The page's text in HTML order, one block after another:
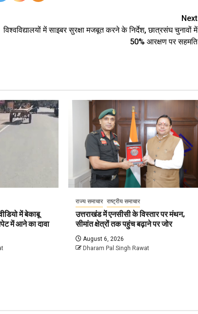
Next
विश्वविद्यालयों में साइबर सुरक्षा मजबूत करने के निर्देश, छात्रसंघ चुनावों में
50% आरक्षण पर सहमति
में बेकाबू
में आने का दावा
राज्य समाचार राष्ट्रीय समाचार
उत्तराखंड में एनसीसी के विस्तार पर मंथन,
सीमांत क्षेत्रों तक पहुंच बढ़ाने पर जोर
August 6, 2026
Dharam Pal Singh Rawat